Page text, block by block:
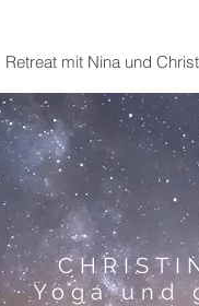
Retreat mit Nina und
Yoga und